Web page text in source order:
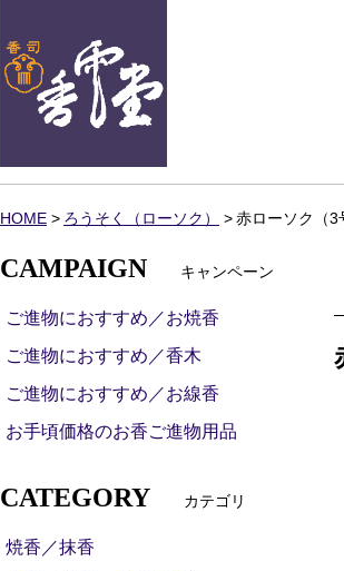
HOME ろうそく（ローソク） 赤ローソク（3
CAMPAIGN キャンペーン
ご進物におすすめ／お焼香
ご進物におすすめ／香木
ご進物におすすめ／お線香
お手頃価格のお香ご進物用品
CATEGORY カテゴリ
焼香／抹香